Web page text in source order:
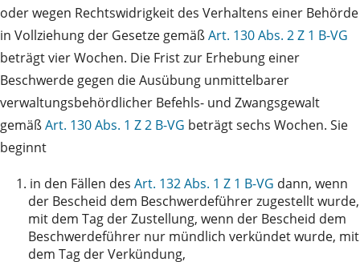
oder wegen Rechtswidrigkeit des Verhaltens einer Behörde
in Vollziehung der Gesetze gemäßArt. 130 Abs. 2 Z 1 B-VG
beträgt vier Wochen. Die Frist zur Erhebung einer
Beschwerde gegen die Ausübung unmittelbarer
verwaltungsbehördlicher Befehls- und Zwangsgewalt
gemäßArt. 130 Abs. 1 Z 2 B-VG beträgt sechs Wochen. Sie
beginnt
1. in den Fällen des Art. 132 Abs. 1 Z 1 B-VG dann, wenn
der Bescheid dem Beschwerdeführer zugestellt wurde,
mit dem Tag der Zustellung, wenn der Bescheid dem
Beschwerdeführer nur mündlich verkündet wurde, mit
dem Tag der Verkündung,